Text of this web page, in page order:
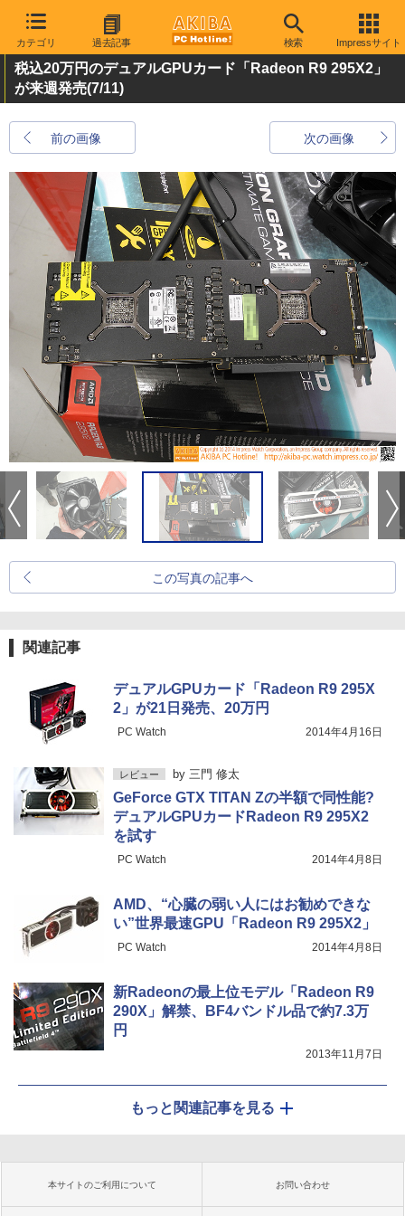
カテゴリ 過去記事 検索 Impressサイト
税込20万円のデュアルGPUカード「Radeon R9 295X2」
が来週発売(7/11)
前の画像 次の画像
この写真の記事へ
関連記事
デュアルGPUカード「Radeon R9 295X
2」が21日発売、20万円
PC Watch 2014年4月16日
レビュー by 三門 修太
GeForce GTX TITAN Zの半額で同性能?
デュアルGPUカードRadeon R9 295X2
を試す
PC Watch 2014年4月8日
AMD、“心臓の弱い人にはお勧めできな
い”世界最速GPU「Radeon R9 295X2」
PC Watch 2014年4月8日
新Radeonの最上位モデル「Radeon R9
290X」解禁、BF4バンドル品で約7.3万
円
2013年11月7日
もっと関連記事を見る
本サイトのご利用について お問い合わせ